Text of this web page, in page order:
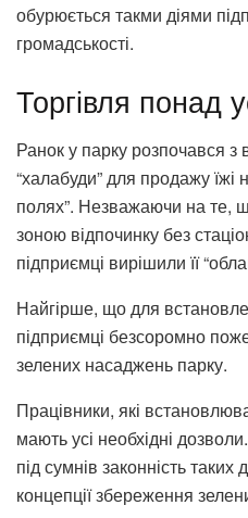
обурюється такми діями
громадськості.
Торгівля понад
Ранок у парку розпочався з
“халабуди” для продажу їжі
полях”. Незважаючи на те,
зоною відпочинку без
підприємці вирішили її
Найгірше, що для
підприємці безсоромно
зелених насаджень парку.
Працівники, які
мають усі необхідні
під сумнів законність
концепції збереження